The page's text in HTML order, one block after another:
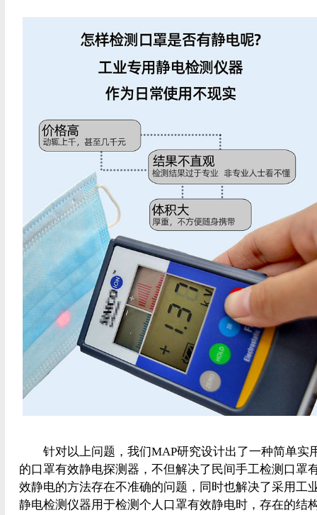
针对以上问题，我们MAP研究设计出了一种简单实
的口罩有效静电探测器，不但解决了民间手工检测口罩
效静电的方法存在不准确的问题，同时也解决了采用工
静电检测仪器用于检测个人口罩有效静电时，存在的结